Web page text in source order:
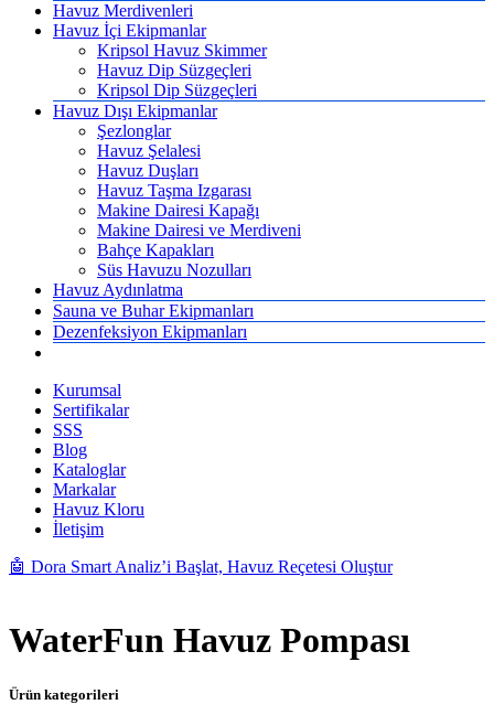
Havuz Merdivenleri
Havuz İçi Ekipmanlar
Kripsol Havuz Skimmer
Havuz Dip Süzgeçleri
Kripsol Dip Süzgeçleri
Havuz Dışı Ekipmanlar
Şezlonglar
Havuz Şelalesi
Havuz Duşları
Havuz Taşma Izgarası
Makine Dairesi Kapağı
Makine Dairesi ve Merdiveni
Bahçe Kapakları
Süs Havuzu Nozulları
Havuz Aydınlatma
Sauna ve Buhar Ekipmanları
Dezenfeksiyon Ekipmanları
Kurumsal
Sertifikalar
SSS
Blog
Kataloglar
Markalar
Havuz Kloru
İletişim
🤖 Dora Smart Analiz’i Başlat, Havuz Reçetesi Oluştur
WaterFun Havuz Pompası
Ürün kategorileri